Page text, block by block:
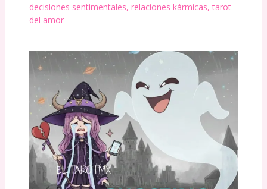
decisiones sentimentales, relaciones kármicas,tarot
del amor